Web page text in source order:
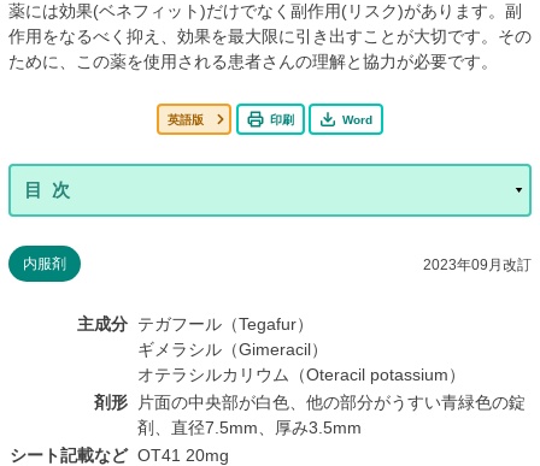
薬には効果(ベネフィット)だけでなく副作用(リスク)があります。副
作用をなるべく抑え、効果を最大限に引き出すことが大切です。その
ために、この薬を使用される患者さんの理解と協力が必要です。
英語版 印刷 Word
内服剤 2023年09月改訂
主成分 テガフール（Tegafur）
ギメラシル（Gimeracil）
オテラシルカリウム（Oteracil potassium）
剤形
片面の中央部が白色、他の部分がうすい青緑色の錠
剤、直径7.5mm、厚み3.5mm
シート記載など OT41 20mg